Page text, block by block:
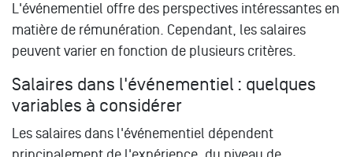
L'événementiel offre des perspectives intéressantes en
matière de rémunération. Cependant, les salaires
peuvent varier en fonction de plusieurs critères.
Salaires dans l'événementiel : quelques
variables à considérer
Les salaires dans l'événementiel dépendent